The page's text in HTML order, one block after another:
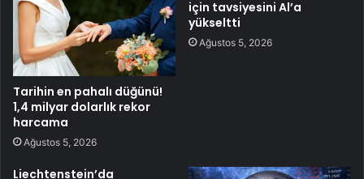
Tarihin en pahalı düğünü!
1,4 milyar dolarlık rekor
harcama
Ağustos 5, 2026
için tavsiyesini Al’a
yükseltti
Ağustos 5, 2026
Liechtenstein’da